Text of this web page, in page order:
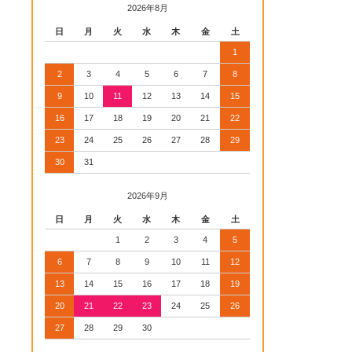
2026年8月
日 月 火 水 木 金 土
1
2 3 4 5 6 7 8
9 10 11 12 13 14 15
16 17 18 19 20 21 22
23 24 25 26 27 28 29
30 31
2026年9月
日 月 火 水 木 金 土
1 2 3 4 5
6 7 8 9 10 11 12
13 14 15 16 17 18 19
20 21 22 23 24 25 26
27 28 29 30